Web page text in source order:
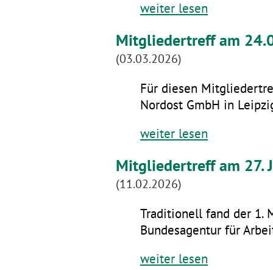
weiter lesen
Mitgliedertreff am
(03.03.2026)
Für diesen
Nordost GmbH in
weiter lesen
Mitgliedertreff am 27.
(11.02.2026)
Traditionell fand der 1.
Bundesagentur für
weiter lesen